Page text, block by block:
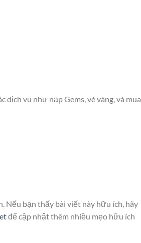
vụ như nạp Gems, vé vàng, và mua
Nếu bạn thấy bài viết này hữu ích, hãy
để cập nhật thêm nhiều mẹo hữu ích